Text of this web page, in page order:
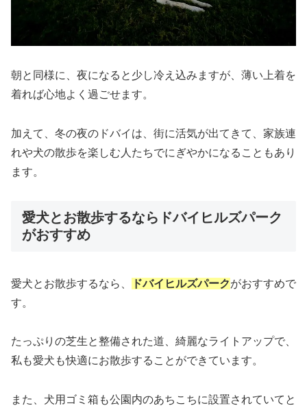
朝と同様に、夜になると少し冷え込みますが、薄い上着を
着れば心地よく過ごせます。
加えて、冬の夜のドバイは、街に活気が出てきて、家族連
れや犬の散歩を楽しむ人たちでにぎやかになることもあり
ます。
愛犬とお散歩するならドバイヒルズパーク
がおすすめ
愛犬とお散歩するなら、 ドバイヒルズパークがおすすめで
す。
たっぷりの芝生と整備された道、綺麗なライトアップで、
私も愛犬も快適にお散歩することができています。
また、犬用ゴミ箱も公園内のあちこちに設置されていてと